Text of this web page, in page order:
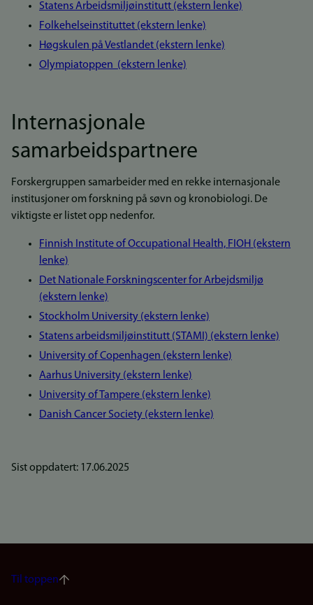
Statens Arbeidsmiljøinstitutt (ekstern lenke)
Folkehelseinstituttet (ekstern lenke)
Høgskulen på Vestlandet (ekstern lenke)
Olympiatoppen (ekstern lenke)
Internasjonale
samarbeidspartnere
Forskergruppen samarbeider med en rekke internasjonale
institusjoner om forskning på søvn og kronobiologi. De
viktigste er listet opp nedenfor.
Finnish Institute of Occupational Health, FIOH (ekstern
lenke)
Det Nationale Forskningscenter for Arbejdsmiljø
(ekstern lenke)
Stockholm University (ekstern lenke)
Statens arbeidsmiljøinstitutt (STAMI) (ekstern lenke)
University of Copenhagen (ekstern lenke)
Aarhus University (ekstern lenke)
University of Tampere (ekstern lenke)
Danish Cancer Society (ekstern lenke)
Sist oppdatert: 17.06.2025
Til toppen